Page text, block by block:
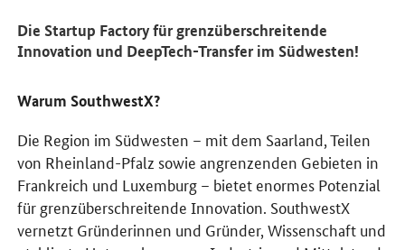
Die Startup Factory für grenzüberschreitende
Innovation und DeepTech-Transfer im Südwesten!
Warum SouthwestX?
Die Region im Südwesten – mit dem Saarland, Teilen
von Rheinland-Pfalz sowie angrenzenden Gebieten in
Frankreich und Luxemburg – bietet enormes Potenzial
für grenzüberschreitende Innovation. SouthwestX
vernetzt Gründerinnen und Gründer, Wissenschaft und